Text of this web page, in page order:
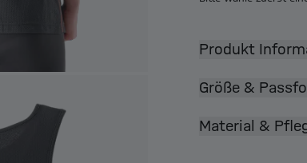
Produkt
Größe &
Material &